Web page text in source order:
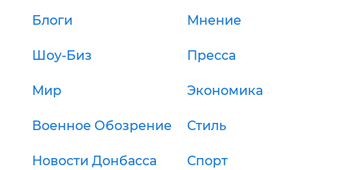
Блоги Мнение
Шоу-Биз Пресса
Мир Экономика
Военное Обозрение Стиль
Новости Донбасса Спорт